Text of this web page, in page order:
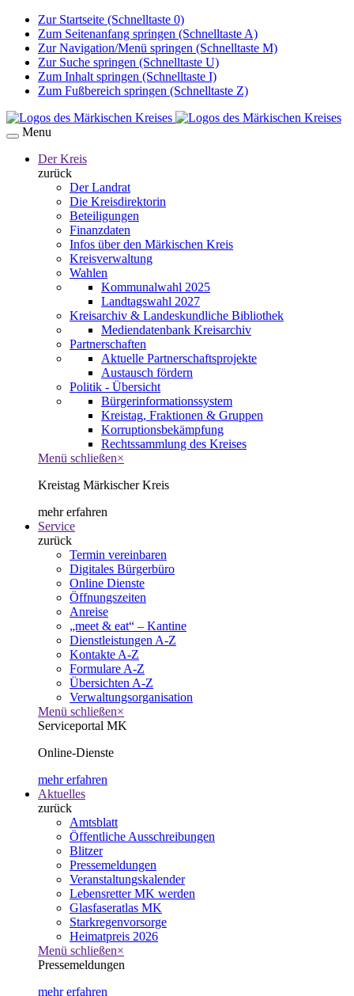
Zur Startseite (Schnelltaste 0)
Zum Seitenanfang springen (Schnelltaste A)
Zur Navigation/Menü springen (Schnelltaste M)
Zur Suche springen (Schnelltaste U)
Zum Inhalt springen (Schnelltaste I)
Zum Fußbereich springen (Schnelltaste Z)
Menu
Der Kreis
zurück
Der Landrat
Die Kreisdirektorin
Beteiligungen
Finanzdaten
Infos über den Märkischen Kreis
Kreisverwaltung
Wahlen
Kommunalwahl 2025
Landtagswahl 2027
Kreisarchiv & Landeskundliche Bibliothek
Mediendatenbank Kreisarchiv
Partnerschaften
Aktuelle Partnerschaftsprojekte
Austausch fördern
Politik - Übersicht
Bürgerinformationssystem
Kreistag, Fraktionen & Gruppen
Korruptionsbekämpfung
Rechtssammlung des Kreises
Menü schließen×
Kreistag Märkischer Kreis
mehr erfahren
Service
zurück
Termin vereinbaren
Digitales Bürgerbüro
Online Dienste
Öffnungszeiten
Anreise
„meet & eat“ – Kantine
Dienstleistungen A-Z
Kontakte A-Z
Formulare A-Z
Übersichten A-Z
Verwaltungsorganisation
Menü schließen×
Serviceportal MK
Online-Dienste
mehr erfahren
Aktuelles
zurück
Amtsblatt
Öffentliche Ausschreibungen
Blitzer
Pressemeldungen
Veranstaltungskalender
Lebensretter MK werden
Glasfaseratlas MK
Starkregenvorsorge
Heimatpreis 2026
Menü schließen×
Pressemeldungen
mehr erfahren